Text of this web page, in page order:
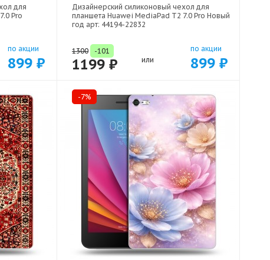
для
Pro
по акции
899 ₽
Дизайнерский силиконовый чехол для
планшета Huawei MediaPad T2 7.0 Pro Новый
год арт: 44194-22832
1300 -101
1199 ₽ или
по акции
899 ₽
-7%